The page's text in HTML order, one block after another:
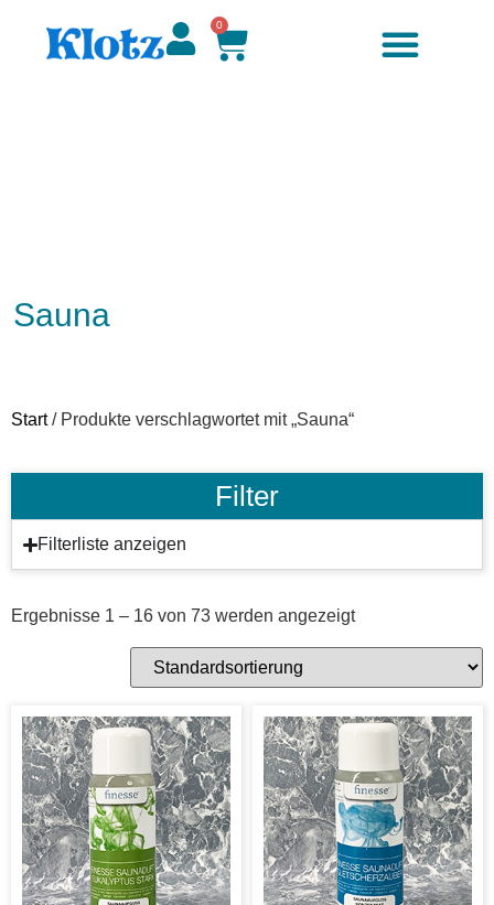
0
Sauna
Start/ Produkte verschlagwortet mit „Sauna“
Filter
Filterliste anzeigen
Ergebnisse 1 – 16 von 73 werden angezeigt